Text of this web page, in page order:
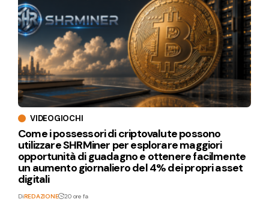
VIDEOGIOCHI
Come i possessori di criptovalute possono
utilizzare SHRMiner per esplorare maggiori
opportunità di guadagno e ottenere facilmente
un aumento giornaliero del 4% dei propri asset
digitali
DiREDAZIONE 20 ore fa